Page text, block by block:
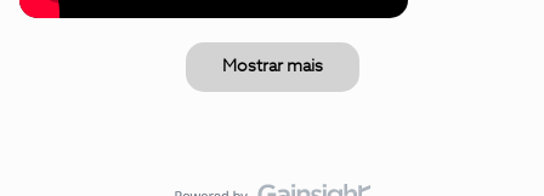
Mostrar mais